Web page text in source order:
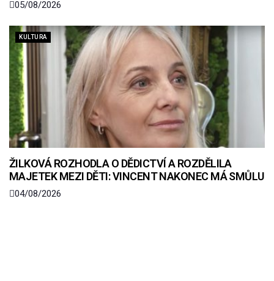
05/08/2026
KULTURA
ŽILKOVÁ ROZHODLA O DĚDICTVÍ A ROZDĚLILA
MAJETEK MEZI DĚTI: VINCENT NAKONEC MÁ SMŮLU
04/08/2026